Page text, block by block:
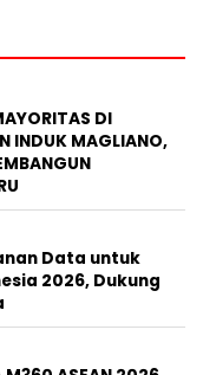
DI
INDUK MAGLIANO,
Data untuk
2026, Dukung